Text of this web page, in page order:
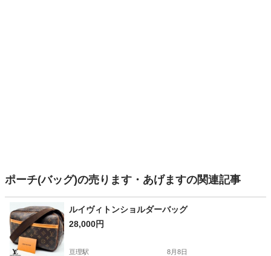
ポーチ(バッグ)の売ります・あげますの関連記事
ルイヴィトンショルダーバッグ
28,000円
亘理駅 8月8日